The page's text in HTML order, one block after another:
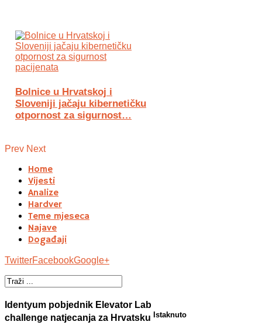
Bolnice u Hrvatskoj i
Sloveniji jačaju kibernetičku
otpornost za sigurnost…
Prev Next
Home
Vijesti
Analize
Hardver
Teme mjeseca
Najave
Događaji
TwitterFacebookGoogle+
Identyum pobjednik Elevator Lab
challenge natjecanja za Hrvatsku Istaknuto